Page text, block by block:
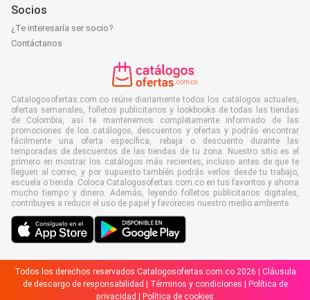
Socios
¿Te interesaría ser socio?
Contáctanos
Catalogosofertas.com.co reúne diariamente todos los catálogos actuales,
ofertas semanales, folletos publicitarios y lookbooks de todas las tiendas
de Colombia, así te mantenemos completamente informado de las
promociones de los catálogos, descuentos y ofertas y podrás encontrar
fácilmente una oferta específica, rebaja o descuento durante las
temporadas de descuentos de las tiendas de tu zona. Nuestro sitio es el
primero en mostrar los catálogos más recientes, incluso antes de que te
lleguen al correo, y por supuesto también podrás verlos desde tu trabajo,
escuela o tienda. Coloca Catalogosofertas.com.co en tus favoritos y ahorra
mucho tiempo y dinero. Además, leyendo folletos publicitarios digitales,
contribuyes a reducir el uso de papel y favoreces nuestro medio ambiente.
Todos los derechos reservados Catalogosofertas.com.co 2026 | Cláusula
de descargo de responsabilidad
Términos y condiciones
Política de
privacidad
Política de cookies